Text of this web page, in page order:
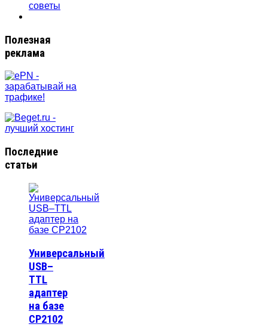
советы
Полезная
реклама
Последние
статьи
Универсальный
USB–
TTL
адаптер
на базе
CP2102